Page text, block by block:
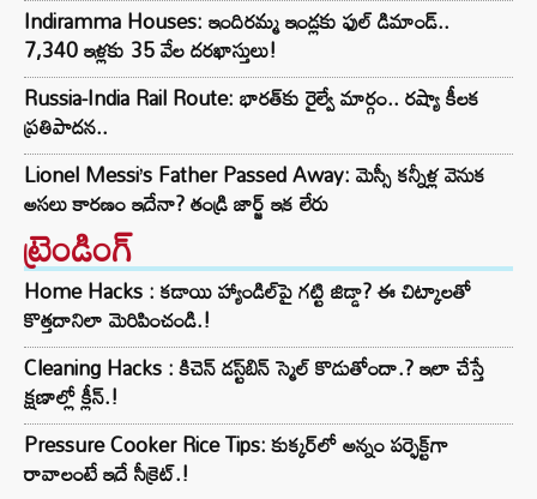
Indiramma Houses: ఇందిరమ్మ ఇండ్లకు ఫుల్ డిమాండ్..
7,340 ఇళ్లకు 35 వేల దరఖాస్తులు!
Russia-India Rail Route: భారత్‌కు రైల్వే మార్గం.. రష్యా కీలక
ప్రతిపాదన..
Lionel Messi’s Father Passed Away: మెస్సీ కన్నీళ్ల వెనుక
అసలు కారణం ఇదేనా? తండ్రి జార్జ్ ఇక లేరు
ట్రెండింగ్‌
Home Hacks : కడాయి హ్యాండిల్‌పై గట్టి జిడ్డా? ఈ చిట్కాలతో
కొత్తదానిలా మెరిపించండి.!
Cleaning Hacks : కిచెన్ డస్ట్‌బిన్ స్మెల్ కొడుతోందా.? ఇలా చేస్తే
క్షణాల్లో క్లీన్.!
Pressure Cooker Rice Tips: కుక్కర్‌లో అన్నం పర్ఫెక్ట్‌గా
రావాలంటే ఇదే సీక్రెట్.!